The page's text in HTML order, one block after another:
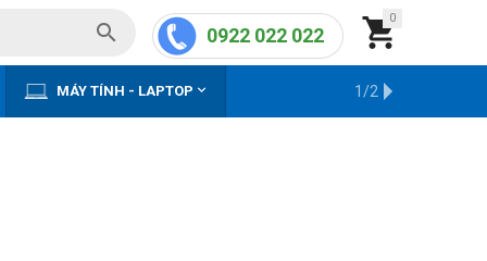
0

0922 022 022

MÁY TÍNH - LAPTOP  KHO HÀNG CŨ
1/2